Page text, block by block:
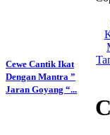
Cewe Cantik Ikat
Dengan Mantra ”
Jaran Goyang “...